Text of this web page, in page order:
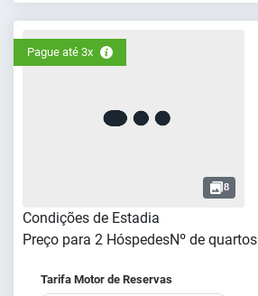
Pague até 3x
8
Condições de Estadia
Preço para 2 HóspedesNº de quartos
Tarifa Motor de Reservas